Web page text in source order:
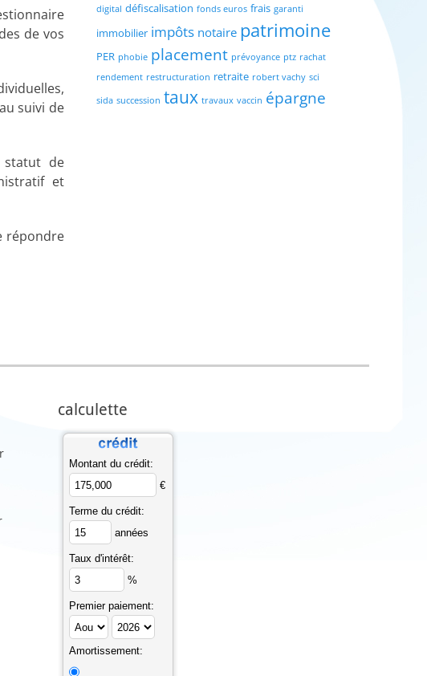
de vos
suivi de
statut de
et
répondre
digital défiscalisation fonds euros frais garanti
immobilier impôts notaire patrimoine
PER phobie placement prévoyance ptz rachat
rendement restructuration retraite robert vachy sci
sida succession taux travaux vaccin épargne
calculette
Montant du crédit:
€
Terme du crédit:
années
Taux d'intérêt:
%
Premier paiement:
Amortissement: